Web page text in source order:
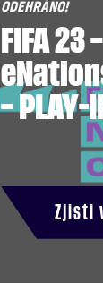
FIFA 23 –
– PLAY-
Zjisti